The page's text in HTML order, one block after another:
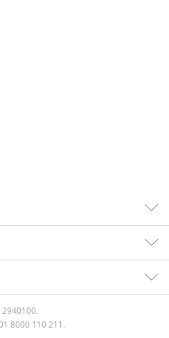
8000 110 211.